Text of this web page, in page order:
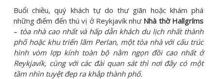
Buổi chiều, quý khách tự do thư giãn hoặc khám phá
những điểm đến thú vị ở Reykjavík như Nhà thờ Hallgríms
– tòa nhà cao nhất và hấp dẫn khách du lịch nhất thành
phố hoặc khu triển lãm Perlan, một tòa nhà với cấu trúc
hình vòm lợp kính toàn bộ nằm ngọn đồi cao nhất ở
Reykjavík, cùng với các đài quan sát thì nơi đây có một
tầm nhìn tuyệt đẹp ra khắp thành phố.